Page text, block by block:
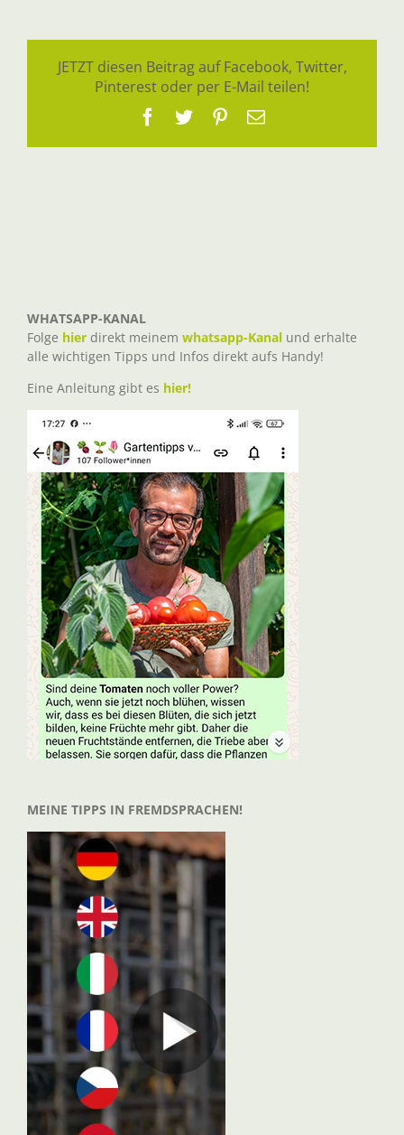
JETZT diesen Beitrag auf Facebook, Twitter,
Pinterest oder per E-Mail teilen!
Facebook
TwitterPinterest
E-
WHATSAPP-KANAL
Folge hier direkt meinem whatsapp-Kanal und erhalte
alle wichtigen Tipps und Infos direkt aufs Handy!
Eine Anleitung gibt es hier!
MEINE TIPPS IN FREMDSPRACHEN!